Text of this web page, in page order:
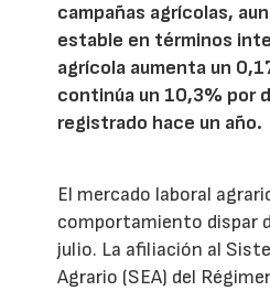
campañas agrícolas,
estable en términos
agrícola aumenta un
continúa un 10,3% por
registrado hace un año.
El mercado laboral
comportamiento dispar
julio. La afiliación al
Agrario (SEA) del